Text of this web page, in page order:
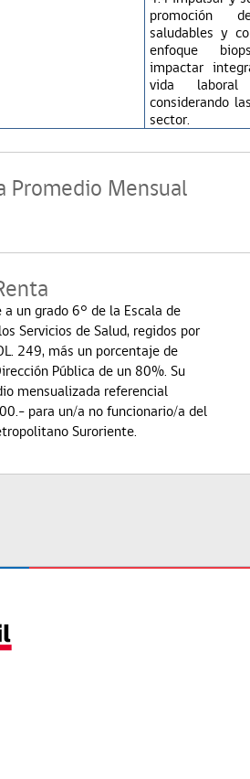
promoción
saludables y
enfoque
impactar
vida
considerando
sector.
Promedio Mensual
a un grado 6° de la Escala de
Servicios de Salud, regidos por
249, más un porcentaje de
Pública de un 80%. Su
mensualizada referencial
para un/a no funcionario/a del
Suroriente.